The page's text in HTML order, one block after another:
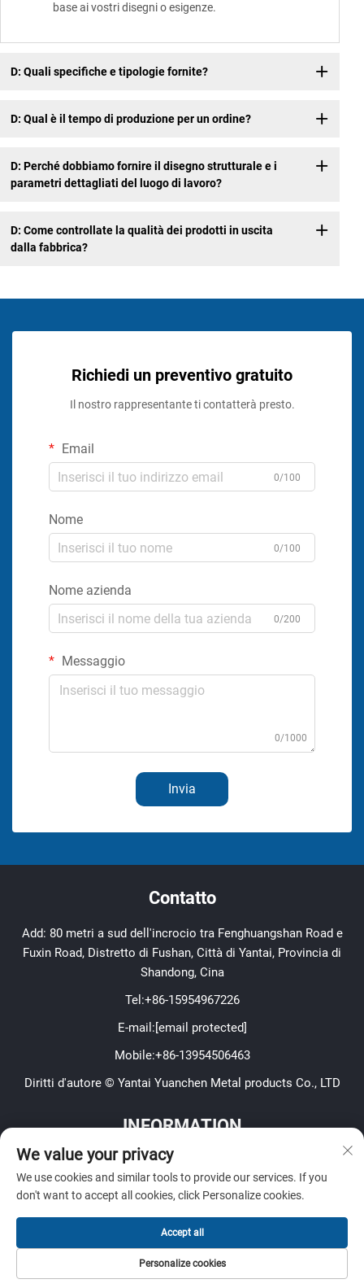
base ai vostri disegni o esigenze.
D: Quali specifiche e tipologie fornite?
D: Qual è il tempo di produzione per un ordine?
D: Perché dobbiamo fornire il disegno strutturale e i
parametri dettagliati del luogo di lavoro?
D: Come controllate la qualità dei prodotti in uscita
dalla fabbrica?
Richiedi un preventivo gratuito
Il nostro rappresentante ti contatterà presto.
Email
0/100
Nome
0/100
Nome azienda
0/200
Messaggio
0/1000
Invia
Contatto
Add: 80 metri a sud dell'incrocio tra Fenghuangshan Road e
Fuxin Road, Distretto di Fushan, Città di Yantai, Provincia di
Shandong, Cina
Tel:+86-15954967226
E-mail: [email protected]
Mobile:+86-13954506463
Diritti d'autore © Yantai Yuanchen Metal products Co., LTD
INFORMATION
Iscriviti per ricevere la nostra newsletter settimanale
Invia
We value your privacy
We use cookies and similar tools to provide our services. If you
don't want to accept all cookies, click Personalize cookies.
Personalize cookies
Accept all